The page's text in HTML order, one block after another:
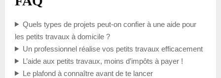
Quels types de projets peut-on confier à une aide pour
les petits travaux à domicile ?
Un professionnel réalise vos petits travaux efficacement
L’aide aux petits travaux, moins d’impôts à payer !
Le plafond à connaître avant de te lancer